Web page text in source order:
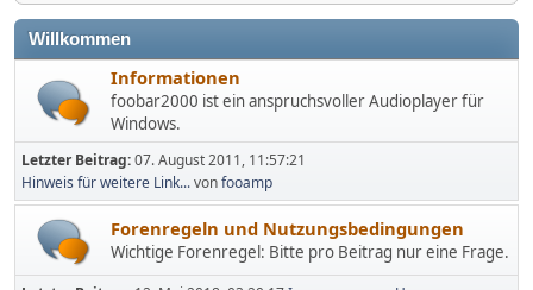
Willkommen
Informationen
foobar2000 ist ein anspruchsvoller Audioplayer für
Windows.
Letzter Beitrag:07. August 2011, 11:57:21
Hinweis für weitere Link...vonfooamp
Forenregeln und Nutzungsbedingungen
Wichtige Forenregel: Bitte pro Beitrag nur eine Frage.